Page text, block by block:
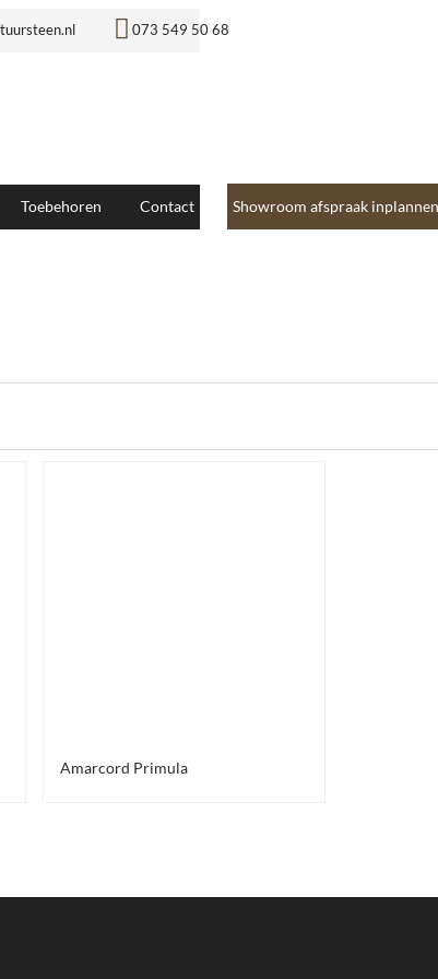
073 549 50 68
Toebehoren Contact Showroom afspraak
Amarcord Primula